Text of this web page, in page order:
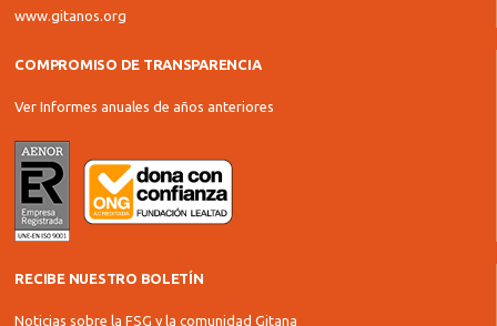
www.gitanos.org
COMPROMISO DE TRANSPARENCIA
Ver Informes anuales de años anteriores
RECIBE NUESTRO BOLETÍN
Noticias sobre la FSG y la comunidad Gitana